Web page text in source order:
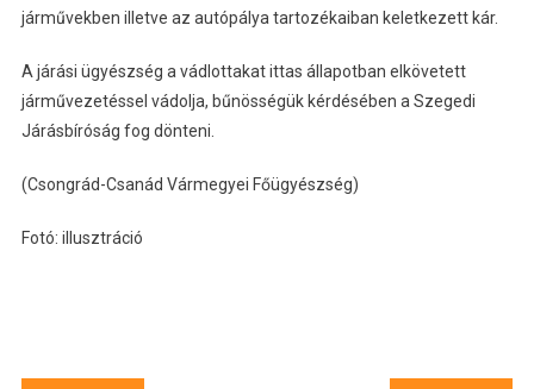
járművekben illetve az autópálya tartozékaiban keletkezett kár.
A járási ügyészség a vádlottakat ittas állapotban elkövetett
járművezetéssel vádolja, bűnösségük kérdésében a Szegedi
Járásbíróság fog dönteni.
(Csongrád-Csanád Vármegyei Főügyészség)
Fotó: illusztráció